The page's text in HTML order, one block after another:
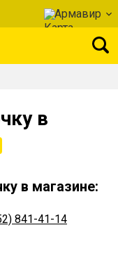
Армавир
в
в магазине:
841-41-14